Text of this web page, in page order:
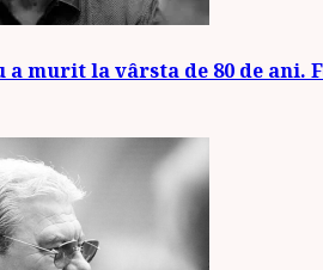
a murit la vârsta de 80 de